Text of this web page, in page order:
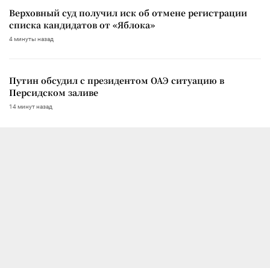
Верховный суд получил иск об отмене регистрации
списка кандидатов от «Яблока»
4 минуты назад
Путин обсудил с президентом ОАЭ ситуацию в
Персидском заливе
14 минут назад